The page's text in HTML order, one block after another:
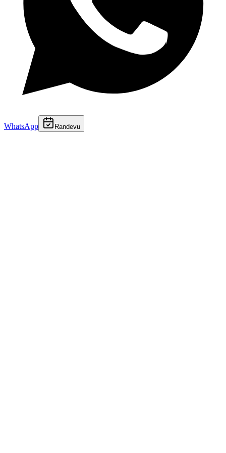
WhatsApp Randevu